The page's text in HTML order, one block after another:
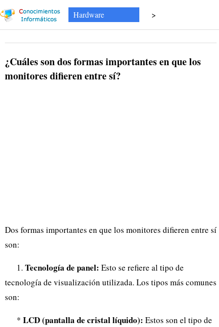
Hardware >
¿Cuáles son dos formas importantes en que los
monitores difieren entre sí?
Dos formas importantes en que los monitores difieren entre sí
son:
1. Tecnología de panel: Esto se refiere al tipo de
tecnología de visualización utilizada. Los tipos más comunes
son:
* LCD (pantalla de cristal líquido): Estos son el tipo de